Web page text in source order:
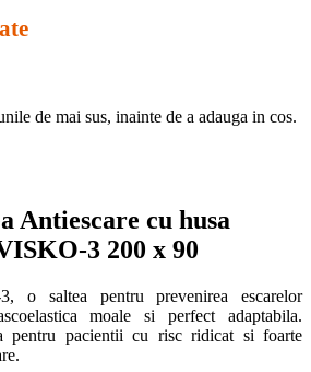
de mai sus, inainte de a adauga in cos.
Antiescare cu husa
3 200 x 90
o saltea pentru prevenirea escarelor
moale si perfect adaptabila.
pentru pacientii cu risc ridicat si foarte